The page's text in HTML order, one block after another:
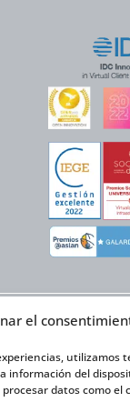
el
utilizamos
información del
datos como el
con el
2020-